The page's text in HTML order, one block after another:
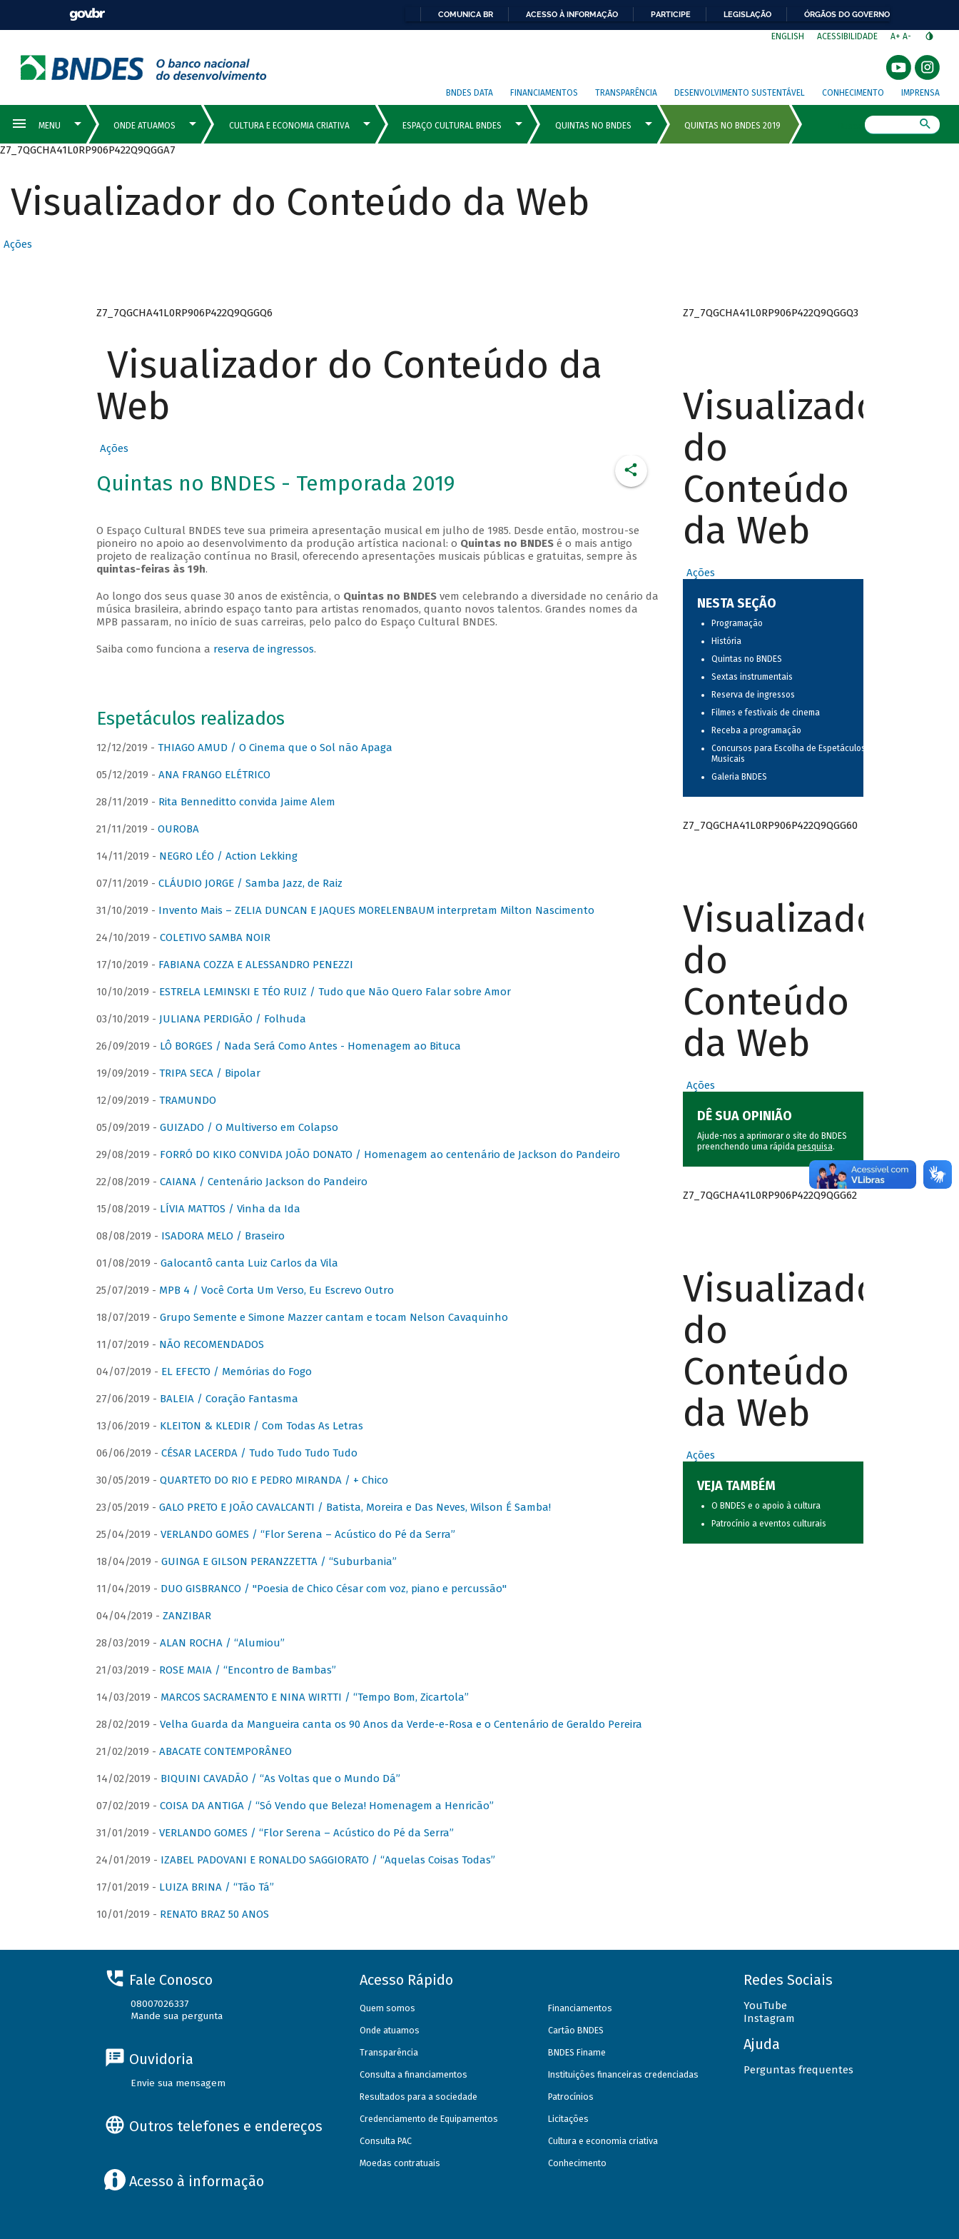
COMUNICA BR ACESSO À INFORMAÇÃO PARTICIPE LEGISLAÇÃO ÓRGÃOS DO GOVERNO
ENGLISH ACESSIBILIDADE A+ A-
BNDES DATA FINANCIAMENTOS TRANSPARÊNCIA DESENVOLVIMENTO SUSTENTÁVEL CONHECIMENTO IMPRENSA
Z7_7QGCHA41L0RP906P422Q9QGGA7
Visualizador do Conteúdo da Web
Ações
Z7_7QGCHA41L0RP906P422Q9QGGQ6
Visualizador do Conteúdo da
Web
Ações
Quintas no BNDES - Temporada 2019
O Espaço Cultural BNDES teve sua primeira apresentação musical em julho de 1985. Desde então, mostrou-se
pioneiro no apoio ao desenvolvimento da produção artística nacional: o Quintas no BNDESé o mais antigo
projeto de realização contínua no Brasil, oferecendo apresentações musicais públicas e gratuitas, sempre às
quintas-feiras às 19h.
Ao longo dos seus quase 30 anos de existência, o Quintas no BNDESvem celebrando a diversidade no cenário da
música brasileira, abrindo espaço tanto para artistas renomados, quanto novos talentos. Grandes nomes da
MPB passaram, no início de suas carreiras, pelo palco do Espaço Cultural BNDES.
Saiba como funciona a reserva de ingressos.
Espetáculos realizados
12/12/2019 - THIAGO AMUD / O Cinema que o Sol não Apaga
05/12/2019 - ANA FRANGO ELÉTRICO
28/11/2019 - Rita Benneditto convida Jaime Alem
21/11/2019 - OUROBA
14/11/2019 - NEGRO LÉO / Action Lekking
07/11/2019 - CLÁUDIO JORGE / Samba Jazz, de Raiz
31/10/2019 - Invento Mais – ZELIA DUNCAN E JAQUES MORELENBAUM interpretam Milton Nascimento
24/10/2019 - COLETIVO SAMBA NOIR
17/10/2019 - FABIANA COZZA E ALESSANDRO PENEZZI
10/10/2019 - ESTRELA LEMINSKI E TÉO RUIZ / Tudo que Não Quero Falar sobre Amor
03/10/2019 - JULIANA PERDIGÃO / Folhuda
26/09/2019 - LÔ BORGES / Nada Será Como Antes - Homenagem ao Bituca
19/09/2019 - TRIPA SECA / Bipolar
12/09/2019 - TRAMUNDO
05/09/2019 - GUIZADO / O Multiverso em Colapso
29/08/2019 - FORRÓ DO KIKO CONVIDA JOÃO DONATO / Homenagem ao centenário de Jackson do Pandeiro
22/08/2019 - CAIANA / Centenário Jackson do Pandeiro
15/08/2019 - LÍVIA MATTOS / Vinha da Ida
08/08/2019 - ISADORA MELO / Braseiro
01/08/2019 - Galocantô canta Luiz Carlos da Vila
25/07/2019 - MPB 4 / Você Corta Um Verso, Eu Escrevo Outro
18/07/2019 - Grupo Semente e Simone Mazzer cantam e tocam Nelson Cavaquinho
11/07/2019 - NÃO RECOMENDADOS
04/07/2019 - EL EFECTO / Memórias do Fogo
27/06/2019 - BALEIA / Coração Fantasma
13/06/2019 - KLEITON & KLEDIR / Com Todas As Letras
06/06/2019 - CÉSAR LACERDA / Tudo Tudo Tudo Tudo
30/05/2019 - QUARTETO DO RIO E PEDRO MIRANDA / + Chico
23/05/2019 - GALO PRETO E JOÃO CAVALCANTI / Batista, Moreira e Das Neves, Wilson É Samba!
25/04/2019 - VERLANDO GOMES / “Flor Serena – Acústico do Pé da Serra”
18/04/2019 - GUINGA E GILSON PERANZZETTA / “Suburbania”
11/04/2019 - DUO GISBRANCO / "Poesia de Chico César com voz, piano e percussão"
04/04/2019 - ZANZIBAR
28/03/2019 - ALAN ROCHA / “Alumiou”
21/03/2019 - ROSE MAIA / “Encontro de Bambas”
14/03/2019 - MARCOS SACRAMENTO E NINA WIRTTI / “Tempo Bom, Zicartola”
28/02/2019 - Velha Guarda da Mangueira canta os 90 Anos da Verde-e-Rosa e o Centenário de Geraldo Pereira
21/02/2019 - ABACATE CONTEMPORÂNEO
14/02/2019 - BIQUINI CAVADÃO / “As Voltas que o Mundo Dá”
07/02/2019 - COISA DA ANTIGA / “Só Vendo que Beleza! Homenagem a Henricão”
31/01/2019 - VERLANDO GOMES / “Flor Serena – Acústico do Pé da Serra”
24/01/2019 - IZABEL PADOVANI E RONALDO SAGGIORATO / “Aquelas Coisas Todas”
17/01/2019 - LUIZA BRINA / “Tão Tá”
10/01/2019 - RENATO BRAZ 50 ANOS
Z7_7QGCHA41L0RP906P422Q9QGGQ3
Visualizador
do
Conteúdo
da Web
Ações
NESTA SEÇÃO
Programação
História
Quintas no BNDES
Sextas instrumentais
Reserva de ingressos
Filmes e festivais de cinema
Receba a programação
Concursos para Escolha de Espetáculos
Musicais
Galeria BNDES
Z7_7QGCHA41L0RP906P422Q9QGG60
Visualizador
do
Conteúdo
da Web
Ações
DÊ SUA OPINIÃO
Ajude-nos a aprimorar o site do BNDES
preenchendo uma rápida pesquisa.
Z7_7QGCHA41L0RP906P422Q9QGG62
Visualizador
do
Conteúdo
da Web
Ações
VEJA TAMBÉM
O BNDES e o apoio à cultura
Patrocínio a eventos culturais
Fale Conosco
08007026337
Mande sua pergunta
Ouvidoria
Envie sua mensagem
Outros telefones e endereços
Acesso à informação
Acesso Rápido
Quem somos
Onde atuamos
Transparência
Consulta a financiamentos
Resultados para a sociedade
Credenciamento de Equipamentos
Consulta PAC
Moedas contratuais
Financiamentos
Cartão BNDES
BNDES Finame
Instituições financeiras credenciadas
Patrocínios
Licitações
Cultura e economia criativa
Conhecimento
Redes Sociais
YouTube
Instagram
Ajuda
Perguntas frequentes